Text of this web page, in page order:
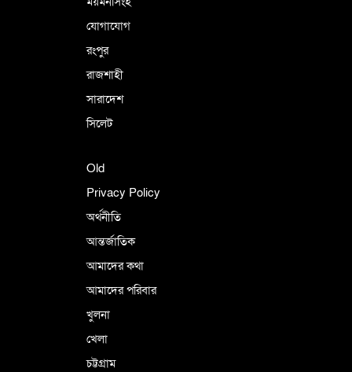
যোগাযোগ
রংপুর
রাজশাহী
সারাদেশ
সিলেট
Old
Privacy Policy
অর্থনীতি
আন্তর্জাতিক
আমাদের কথা
আমাদের পরিবার
খুলনা
খেলা
চট্টগ্রাম